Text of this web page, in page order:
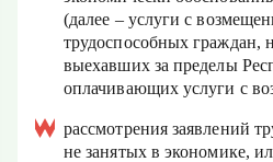
(далее – услуги с
трудоспособных граждан,
выехавших за пределы
оплачивающих услуги с
рассмотрения заявлений
не занятых в экономике,